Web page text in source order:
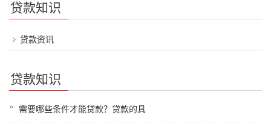
贷款知识
贷款资讯
贷款知识
需要哪些条件才能贷款？贷款的具